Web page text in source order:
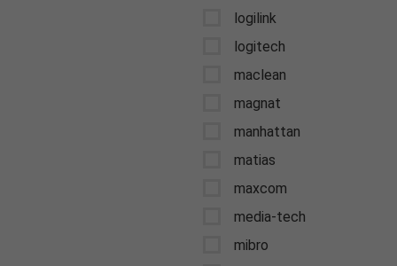
logilink
logitech
maclean
magnat
manhattan
matias
maxcom
media-tech
mibro